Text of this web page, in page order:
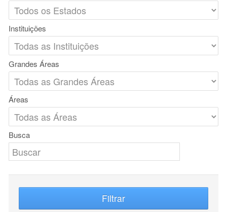
Instituições
Grandes Áreas
Áreas
Busca
Filtrar